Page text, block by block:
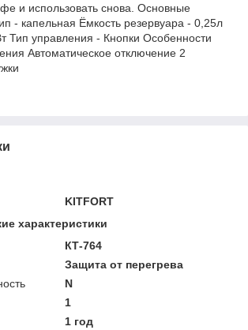
и использовать снова. Основные
- капельная Ёмкость резервуара - 0,25л
Тип управления - Кнопки Особенности
Автоматическое отключение 2
KITFORT
характеристики
КТ-764
Защита от перегрева
N
1
1 год